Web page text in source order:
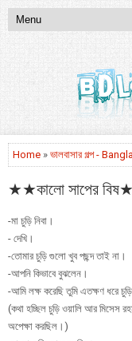
Home » ভালবাসার গল্প -
★★কালো সাপের
-মা চুড়ি নিবা।
- দেখি।
-তোমার চুড়ি গুলো খুব পছন্দ তাই না।
-আপনি কিভাবে বুঝলেন।
-আমি লক্ষ করেছি তুমি এতক্ষণ ধরে
(কথা হচ্ছিল চুড়ি ওয়ালি আর মিসেস
অপেক্ষা করছিল।)